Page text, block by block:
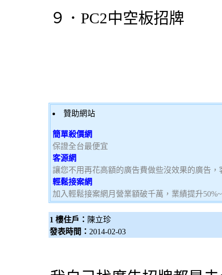
９．PC2中空板招牌
贊助網站
簡單殺價網
保證全台最便宜
客源網
讓您不用再花高額的廣告費做些沒效果的廣告
輕鬆接案網
加入輕鬆接案網月營業額破千萬，業績提升
1 樓住戶： 陳立珍
發表時間： 2014-02-03